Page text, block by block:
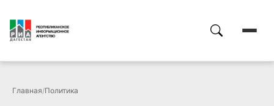
Главная/Политика